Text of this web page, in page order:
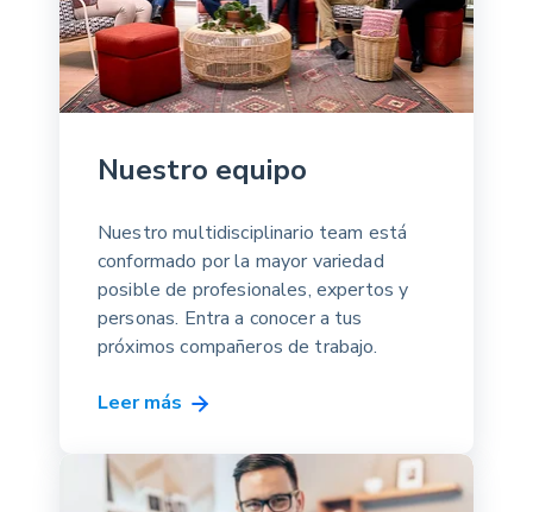
Nuestro equipo
Nuestro multidisciplinario team está
conformado por la mayor variedad
posible de profesionales, expertos y
personas. Entra a conocer a tus
próximos compañeros de trabajo.
Leer más